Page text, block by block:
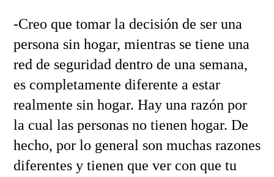
-Creo que tomar la decisión de ser una
persona sin hogar, mientras se tiene una
red de seguridad dentro de una semana,
es completamente diferente a estar
realmente sin hogar. Hay una razón por
la cual las personas no tienen hogar. De
hecho, por lo general son muchas razones
diferentes y tienen que ver con que tu